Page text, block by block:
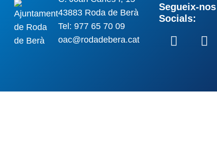
43883 Roda de Berà
Tel: 977 65 70 09
oac@rodadebera.cat
Segueix-
Socials: